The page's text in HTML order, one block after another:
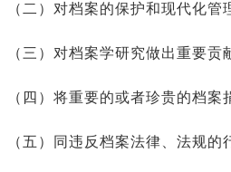
（二）对档案的保护和现代化管
（三）对档案学研究做出重要贡
（四）将重要的或者珍贵的档案
（五）同违反档案法律、法规的